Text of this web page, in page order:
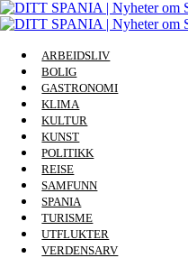
ARBEIDSLIV
BOLIG
GASTRONOMI
KLIMA
KULTUR
KUNST
POLITIKK
REISE
SAMFUNN
SPANIA
TURISME
UTFLUKTER
VERDENSARV